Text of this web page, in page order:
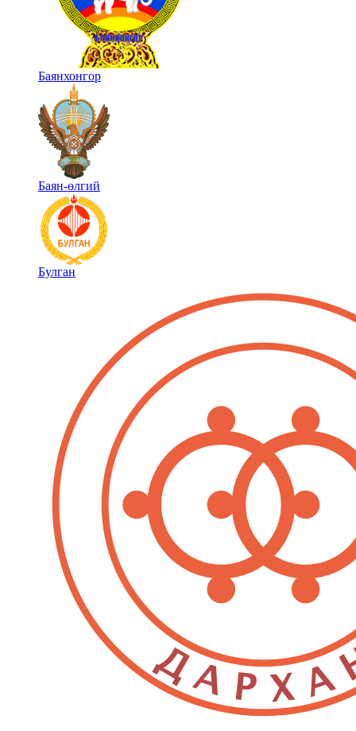
Баянхонгор
Баян-өлгий
Булган